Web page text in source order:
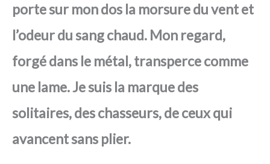
porte sur mon dos la morsure du vent et
l’odeur du sang chaud. Mon regard,
forgé dans le métal, transperce comme
une lame. Je suis la marque des
solitaires, des chasseurs, de ceux qui
avancent sans plier.